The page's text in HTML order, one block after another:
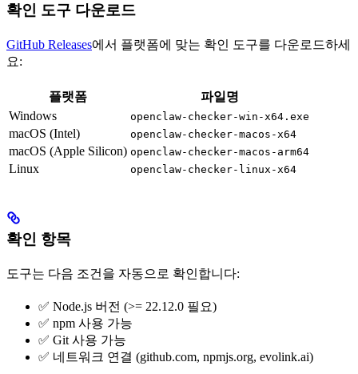
확인 도구 다운로드
GitHub Releases에서 플랫폼에 맞는 확인 도구를 다운로드하세
요:
플랫폼
파일명
Windows
openclaw-checker-win-x64.exe
macOS (Intel) openclaw-checker-macos-x64
macOS (Apple Silicon) openclaw-checker-macos-arm64
Linux openclaw-checker-linux-x64
확인 항목
도구는 다음 조건을 자동으로 확인합니다:
✅ Node.js 버전 (>= 22.12.0 필요)
✅ npm 사용 가능
✅ Git 사용 가능
✅ 네트워크 연결 (github.com, npmjs.org, evolink.ai)